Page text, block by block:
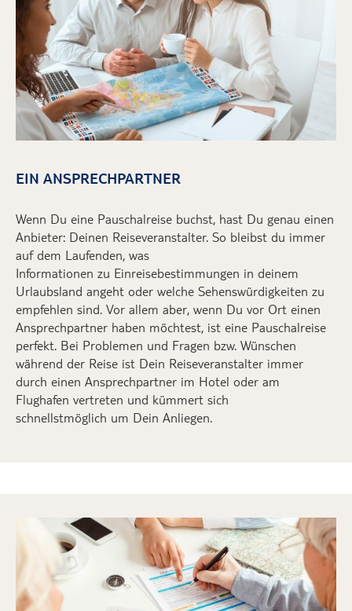
EIN ANSPRECHPARTNER
Wenn Du eine Pauschalreise buchst, hast Du genau einen
Anbieter: Deinen Reiseveranstalter. So bleibst du immer
auf dem Laufenden, was
Informationen zu Einreisebestimmungen in deinem
Urlaubsland angeht oder welche Sehenswürdigkeiten zu
empfehlen sind. Vor allem aber, wenn Du vor Ort einen
Ansprechpartner haben möchtest, ist eine Pauschalreise
perfekt. Bei Problemen und Fragen bzw. Wünschen
während der Reise ist Dein Reiseveranstalter immer
durch einen Ansprechpartner im Hotel oder am
Flughafen vertreten und kümmert sich
schnellstmöglich um Dein Anliegen.